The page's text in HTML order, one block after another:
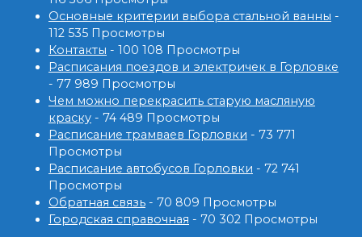
Основные критерии выбора стальной ванны -
112 535 Просмотры
Контакты - 100 108 Просмотры
Расписания поездов и электричек в Горловке
- 77 989 Просмотры
Чем можно перекрасить старую масляную
краску - 74 489 Просмотры
Расписание трамваев Горловки - 73 771
Просмотры
Расписание автобусов Горловки - 72 741
Просмотры
Обратная связь - 70 809 Просмотры
Городская справочная - 70 302 Просмотры